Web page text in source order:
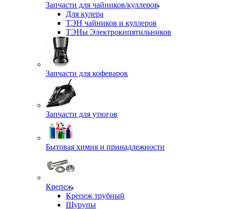
Запчасти для чайников/куллеров
Для кулера
ТЭН чайников и куллеров
ТЭНы Электрокипятильников
Запчасти для кофеварок
Запчасти для утюгов
Бытовая химия и принадлежности
Крепеж
Крепеж трубный
Шурупы